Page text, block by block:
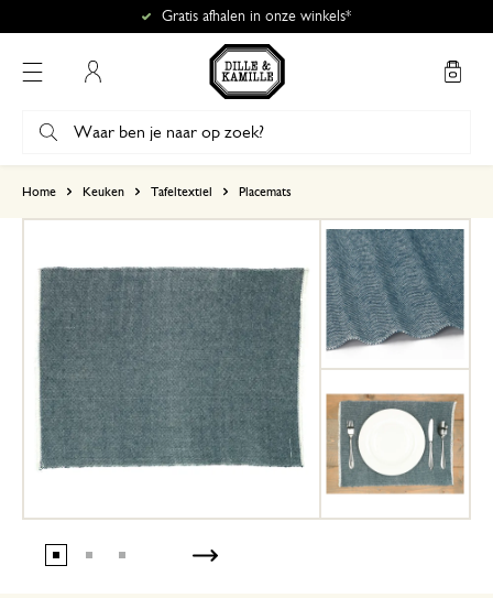
Gratis afhalen in onze winkels*
Home Keuken Tafeltextiel Placemats